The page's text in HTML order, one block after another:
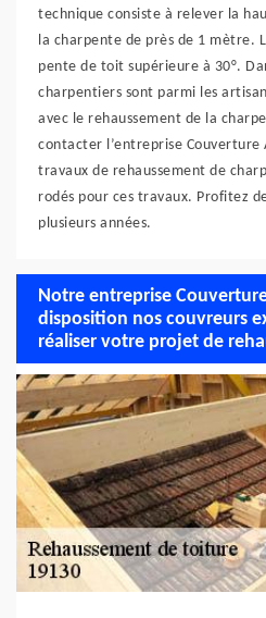
technique consiste à relever la
la charpente de près de 1 mètre.
pente de toit supérieure à 30°.
charpentiers sont parmi les
avec le rehaussement de la
contacter l’entreprise Couverture
travaux de rehaussement de
rodés pour ces travaux. Profitez
plusieurs années.
Notre entreprise
disposition nos couvreurs
réaliser votre projet de